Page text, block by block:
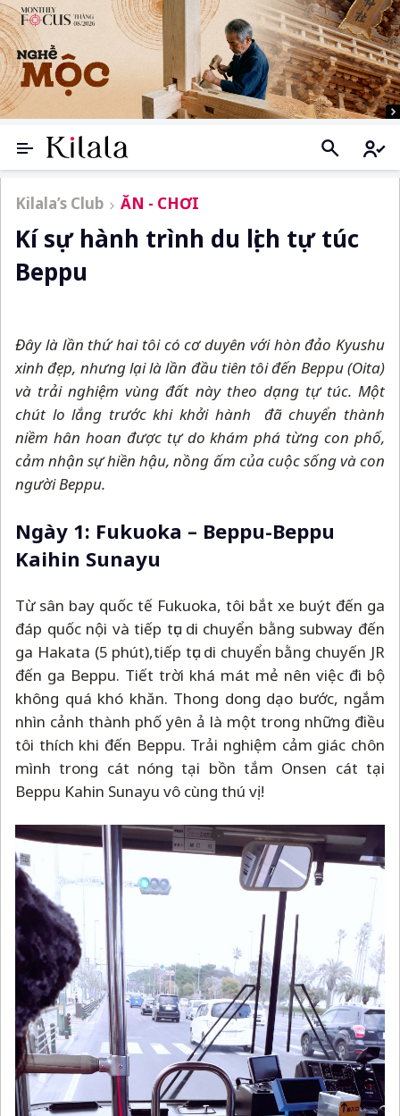
Kilala’s Club ĂN - CHƠI
Kí sự hành trình du lịch tự túc
Beppu
Đây là lần thứ hai tôi có cơ duyên với hòn đảo Kyushu
xinh đẹp, nhưng lại là lần đầu tiên tôi đến Beppu (Oita)
và trải nghiệm vùng đất này theo dạng tự túc. Một
chút lo lắng trước khi khởi hành đã chuyển thành
niềm hân hoan được tự do khám phá từng con phố,
cảm nhận sự hiền hậu, nồng ấm của cuộc sống và con
người Beppu.
Ngày 1: Fukuoka – Beppu-Beppu
Kaihin Sunayu
Từ sân bay quốc tế Fukuoka, tôi bắt xe buýt đến ga
đáp quốc nội và tiếp tục di chuyển bằng subway đến
ga Hakata (5 phút),tiếp tục di chuyển bằng chuyến JR
đến ga Beppu. Tiết trời khá mát mẻ nên việc đi bộ
không quá khó khăn. Thong dong dạo bước, ngắm
nhìn cảnh thành phố yên ả là một trong những điều
tôi thích khi đến Beppu. Trải nghiệm cảm giác chôn
mình trong cát nóng tại bồn tắm Onsen cát tại
Beppu Kahin Sunayu vô cùng thú vị!